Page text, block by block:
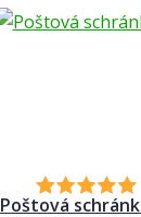
Poštová